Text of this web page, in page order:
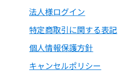
法人様ログイン
特定商取引に関する表記
個人情報保護方針
キャンセルポリシー